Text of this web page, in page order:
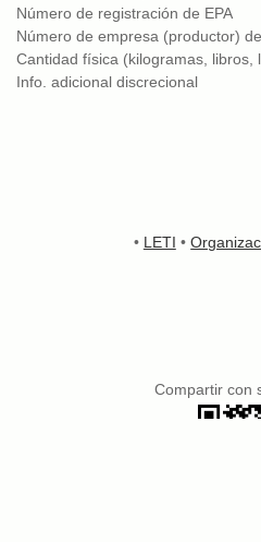
Número de registración de EPA
Número de empresa (productor)
Cantidad física (kilogramas, libros,
Info. adicional discrecional
• LETI •
Compartir con